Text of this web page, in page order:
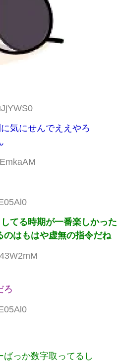
気にせんでええやろ
てる時期が一番楽しかった
のはもはや虚無の指令だね
ろ
っか数字取ってるし